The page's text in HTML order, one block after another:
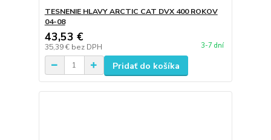
TESNENIE HLAVY ARCTIC CAT DVX 400 ROKOV
04-08
43,53 €
35,39 € bez DPH 3-7 dní
Pridať do košíka